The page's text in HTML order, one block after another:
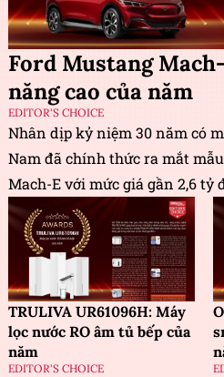
Ford Mustang
năng cao của năm
EDITOR'S CHOICE
Nhân dịp kỷ niệm 30 năm có
Nam đã chính thức ra mắt
Mach-E với mức giá gần 2,6 tỷ
TRULIVA UR61096H: Máy
lọc nước RO âm tủ bếp của
năm
EDITOR'S CHOICE